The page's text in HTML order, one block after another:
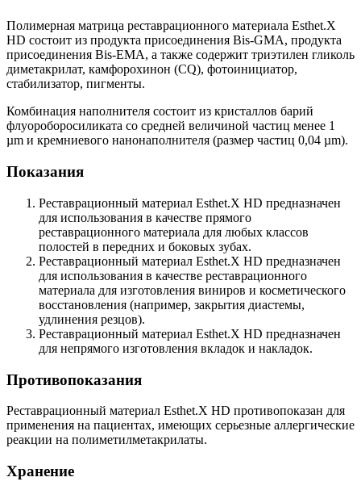
Полимерная матрица реставрационного материала Esthet.X
HD состоит из продукта присоединения Bis-GMA, продукта
присоединения Bis-EMA, а также содержит триэтилен гликоль
диметакрилат, камфорохинон (CQ), фотоинициатор,
стабилизатор, пигменты.
Комбинация наполнителя состоит из кристаллов барий
флуороборосиликата со средней величиной частиц менее 1
µm и кремниевого нанонаполнителя (размер частиц 0,04 µm).
Показания
Реставрационный материал Esthet.X HD предназначен
для использования в качестве прямого
реставрационного материала для любых классов
полостей в передних и боковых зубах.
Реставрационный материал Esthet.X HD предназначен
для использования в качестве реставрационного
материала для изготовления виниров и косметического
восстановления (например, закрытия диастемы,
удлинения резцов).
Реставрационный материал Esthet.X HD предназначен
для непрямого изготовления вкладок и накладок.
Противопоказания
Реставрационный материал Esthet.X HD противопоказан для
применения на пациентах, имеющих серьезные аллергические
реакции на полиметилметакрилаты.
Хранение